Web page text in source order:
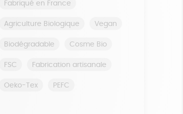
Fabriqué en France
Agriculture Biologique Vegan
Biodégradable Cosme Bio
FSC Fabrication artisanale
Oeko-Tex PEFC